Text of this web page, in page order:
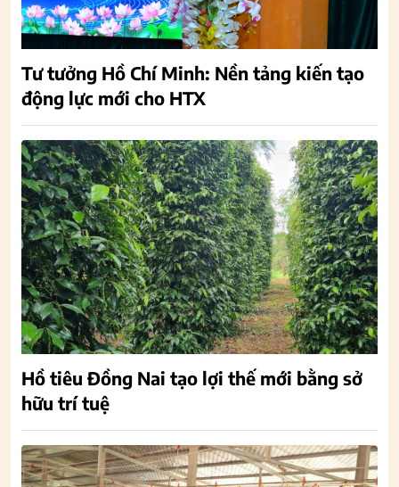
Tư tưởng Hồ Chí Minh: Nền tảng kiến tạo
động lực mới cho HTX
Hồ tiêu Đồng Nai tạo lợi thế mới bằng sở
hữu trí tuệ